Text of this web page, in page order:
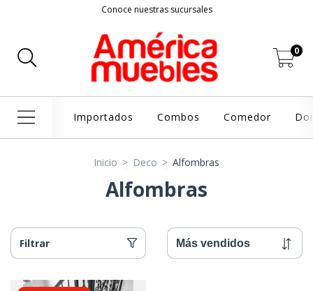
Conoce nuestras sucursales
0
Importados Combos Comedor
Inicio > Deco > Alfombras
Alfombras
Filtrar